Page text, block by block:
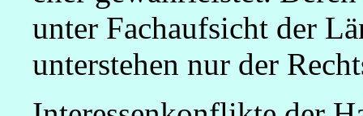
unter Fachaufsicht der
unterstehen nur der